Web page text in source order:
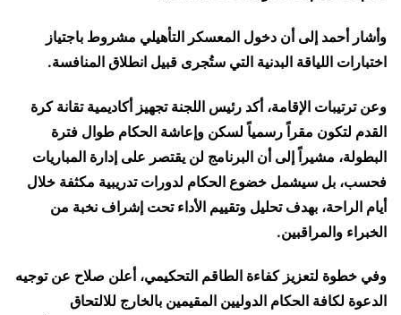
وأشار أحمد إلى أن دخول المعسكر التأهيلي مشروط باجتياز
اختبارات اللياقة البدنية التي ستُجرى قبيل انطلاق المنافسة.
وعن ترتيبات الإقامة، أكد رئيس اللجنة تجهيزأكاديمية تقانة كرة
القدم لتكون مقراً رسمياً لسكن وإعاشة الحكام طوال فترة
البطولة، مشيراً إلى أن البرنامج لن يقتصر على إدارة المباريات
فحسب، بل سيشمل خضوع الحكام لدورات تدريبية مكثفة خلال
أيام الراحة، بهدف تحليل وتقييم الأداء تحت إشراف نخبة من
الخبراء والمراقبين.
وفي خطوة لتعزيز كفاءة الطاقم التحكيمي، أعلن صلاح عن توجيه
الدعوة لكافة الحكام الدوليين المقيمين بالخارج للالتحاق